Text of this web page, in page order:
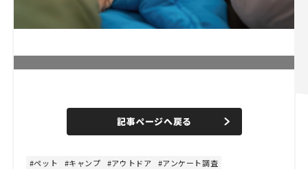
n
e
d
4
記事ページへ戻る
ペット キャンプ アウトドア アンケート調査